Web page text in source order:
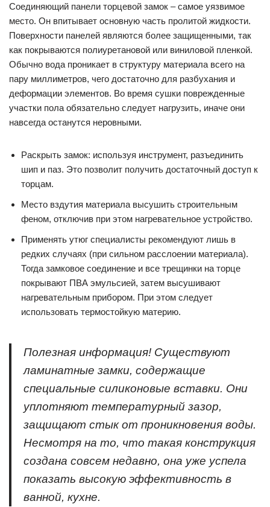
Соединяющий панели торцевой замок – самое уязвимое
место. Он впитывает основную часть пролитой жидкости.
Поверхности панелей являются более защищенными, так
как покрываются полиуретановой или виниловой пленкой.
Обычно вода проникает в структуру материала всего на
пару миллиметров, чего достаточно для разбухания и
деформации элементов. Во время сушки поврежденные
участки пола обязательно следует нагрузить, иначе они
навсегда останутся неровными.
Раскрыть замок: используя инструмент, разъединить
шип и паз. Это позволит получить достаточный доступ к
торцам.
Место вздутия материала высушить строительным
феном, отключив при этом нагревательное устройство.
Применять утюг специалисты рекомендуют лишь в
редких случаях (при сильном расслоении материала).
Тогда замковое соединение и все трещинки на торце
покрывают ПВА эмульсией, затем высушивают
нагревательным прибором. При этом следует
использовать термостойкую материю.
Полезная информация! Существуют
ламинатные замки, содержащие
специальные силиконовые вставки. Они
уплотняют температурный зазор,
защищают стык от проникновения воды.
Несмотря на то, что такая конструкция
создана совсем недавно, она уже успела
показать высокую эффективность в
ванной, кухне.